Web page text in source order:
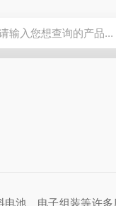
列场发射扫描电镜
池、电子组装等许